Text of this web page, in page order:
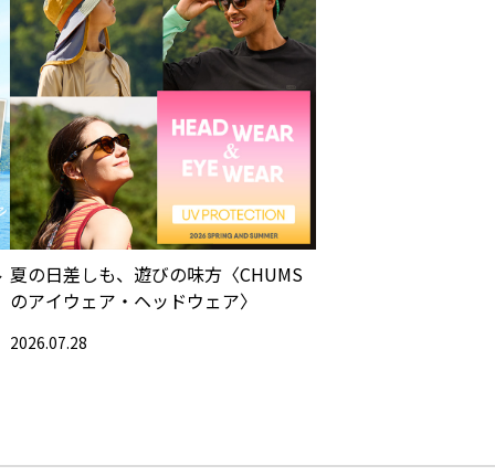
夏の日差しも、遊びの味方〈CHUMS
のアイウェア・ヘッドウェア〉
2026.07.28